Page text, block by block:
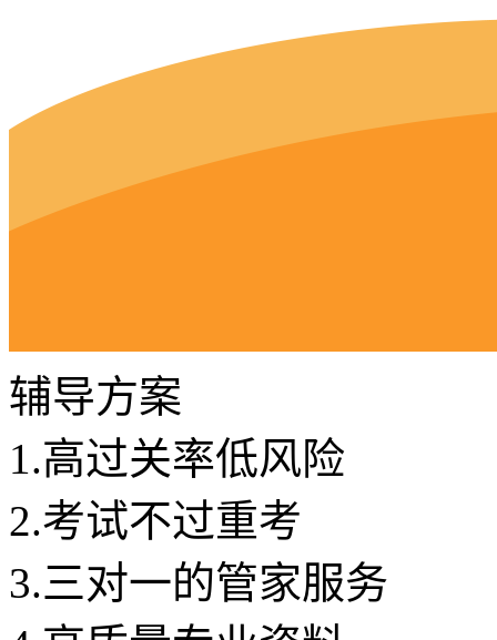
辅导方案
1.高过关率低风险
2.考试不过重考
3.三对一的管家服务